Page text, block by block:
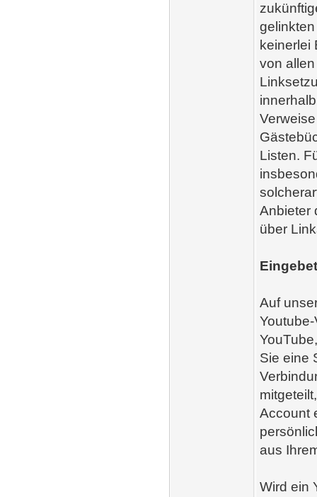
keinerlei
von
Listen.
Anbieter
über
Auf
Sie eine
Account
aus
Wird ein